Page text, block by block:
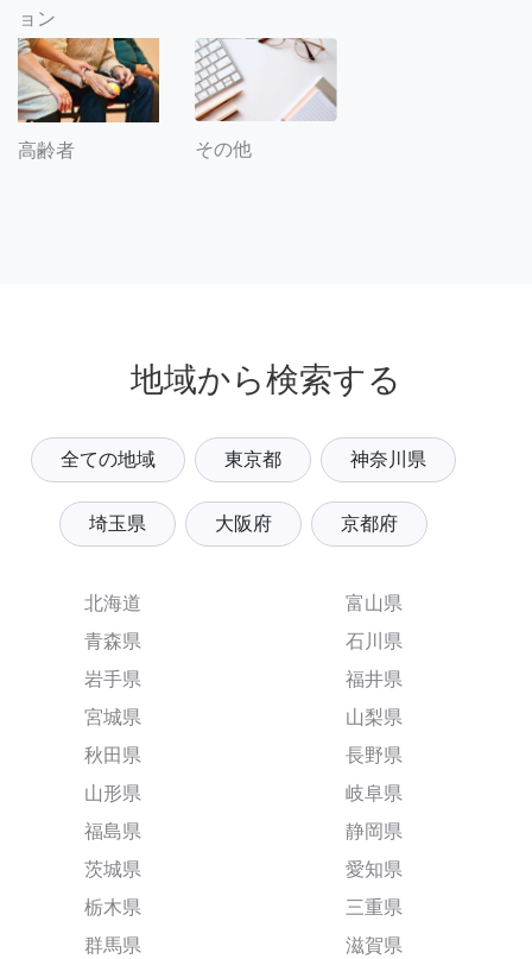
ョン
高齢者 その他
地域から検索する
全ての地域 東京都 神奈川県
埼玉県 大阪府 京都府
北海道
青森県
岩手県
宮城県
秋田県
山形県
福島県
茨城県
栃木県
群馬県
富山県
石川県
福井県
山梨県
長野県
岐阜県
静岡県
愛知県
三重県
滋賀県